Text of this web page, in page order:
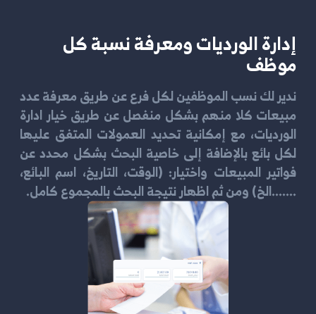
إدارة الورديات ومعرفة نسبة كل
موظف
ندير لك نسب الموظفين لكل فرع عن طريق معرفة عدد
مبيعات كلا منهم بشكل منفصل عن طريق خيار ادارة
الورديات، مع إمكانية تحديد العمولات المتفق عليها
لكل بائع بالإضافة إلى خاصية البحث بشكل محدد عن
فواتير المبيعات واختيار: (الوقت، التاريخ، اسم البائع،
.......الخ) ومن ثم اظهار نتيجة البحث بالمجموع كامل.